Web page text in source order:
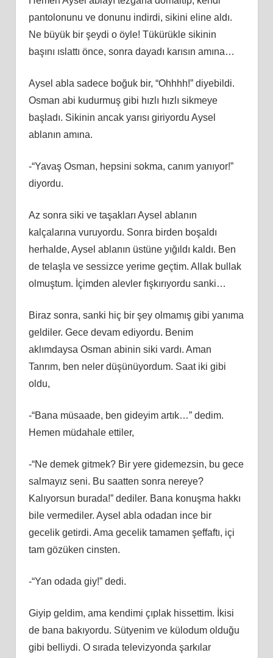
pantolonunu ve donunu indirdi, sikini eline aldı.
Ne büyük bir şeydi o öyle! Tükürükle sikinin
başını ıslattı önce, sonra dayadı karısın amına…
Aysel abla sadece boğuk bir, “Ohhhh!” diyebildi.
Osman abi kudurmuş gibi hızlı hızlı sikmeye
başladı. Sikinin ancak yarısı giriyordu Aysel
ablanın amına.
-“Yavaş Osman, hepsini sokma, canım yanıyor!”
diyordu.
Az sonra siki ve taşakları Aysel ablanın
kalçalarına vuruyordu. Sonra birden boşaldı
herhalde, Aysel ablanın üstüne yığıldı kaldı. Ben
de telaşla ve sessizce yerime geçtim. Allak bullak
olmuştum. İçimden alevler fışkırıyordu sanki…
Biraz sonra, sanki hiç bir şey olmamış gibi yanıma
geldiler. Gece devam ediyordu. Benim
aklımdaysa Osman abinin siki vardı. Aman
Tanrım, ben neler düşünüyordum. Saat iki gibi
oldu,
-“Bana müsaade, ben gideyim artık…” dedim.
Hemen müdahale ettiler,
-“Ne demek gitmek? Bir yere gidemezsin, bu gece
salmayız seni. Bu saatten sonra nereye?
Kalıyorsun burada!” dediler. Bana konuşma hakkı
bile vermediler. Aysel abla odadan ince bir
gecelik getirdi. Ama gecelik tamamen şeffaftı, içi
tam gözüken cinsten.
-“Yan odada giy!” dedi.
Giyip geldim, ama kendimi çıplak hissettim. İkisi
de bana bakıyordu. Sütyenim ve külodum olduğu
gibi belliydi. O sırada televizyonda şarkılar